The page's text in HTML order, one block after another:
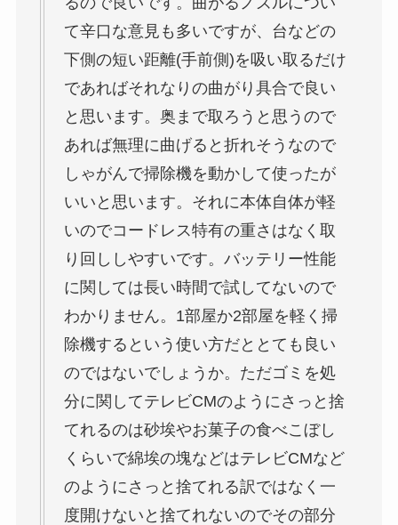
て辛口な意見も多いですが、台などの
下側の短い距離(手前側)を吸い取るだけ
であればそれなりの曲がり具合で良い
と思います。奥まで取ろうと思うので
あれば無理に曲げると折れそうなので
しゃがんで掃除機を動かして使ったが
いいと思います。それに本体自体が軽
いのでコードレス特有の重さはなく取
り回ししやすいです。バッテリー性能
に関しては長い時間で試してないので
わかりません。1部屋か2部屋を軽く掃
除機するという使い方だととても良い
のではないでしょうか。ただゴミを処
分に関してテレビCMのようにさっと捨
てれるのは砂埃やお菓子の食べこぼし
くらいで綿埃の塊などはテレビCMなど
のようにさっと捨てれる訳ではなく一
度開けないと捨てれないのでその部分